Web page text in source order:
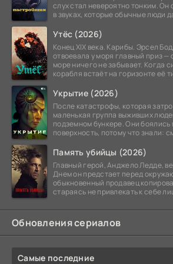
слух стал невероятно тонким.
в звуках, которые обычные люди
Утёс (2026)
Конец XIX века. Карибы. Эрсел
отвоевала у моря главный приз
море ничего не забывает. Когда
корабля встаёт на горизонте её
Укрытие (2026)
После катастрофы, которая
маленькая группа выживших
подземном бункере. Они боялись
поверхность, потому что знали:
Память убийцы (2026)
Главный герой, Анджело Ледде,
Днем он предстает перед
обыкновенный продавец
стараясь не привлекать к себе
Обновления сериалов
Самые последние